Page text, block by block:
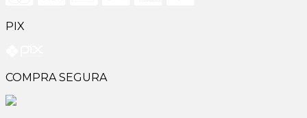
PIX
COMPRA SEGURA